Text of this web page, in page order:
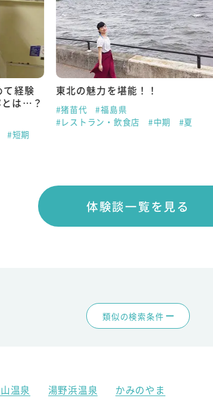
て経験
とは…？
#短期
東北の魅力を堪能！！
#猪苗代
#福島県
#レストラン・飲食店
#中期 #夏
体験談一覧を見る
類似の検索条件
温泉 湯野浜温泉 かみのやま